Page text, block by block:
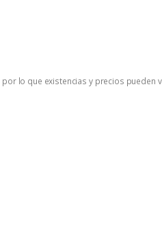
lo que existencias y precios pueden